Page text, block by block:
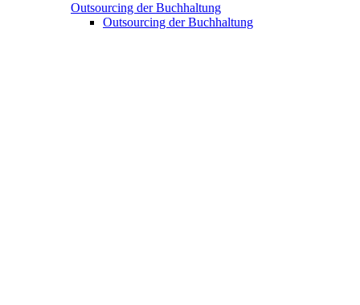
Outsourcing der Buchhaltung
Outsourcing der Buchhaltung